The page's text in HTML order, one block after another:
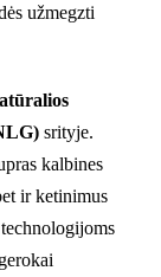
užmegzti
srityje.
kalbines
ir ketinimus